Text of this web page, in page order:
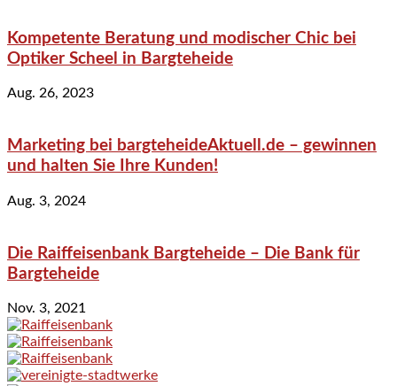
Kompetente Beratung und modischer Chic bei
Optiker Scheel in Bargteheide
Aug. 26, 2023
Marketing bei bargteheideAktuell.de – gewinnen
und halten Sie Ihre Kunden!
Aug. 3, 2024
Die Raiffeisenbank Bargteheide – Die Bank für
Bargteheide
Nov. 3, 2021